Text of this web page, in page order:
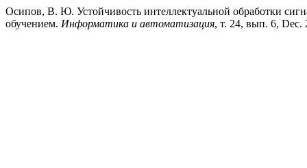
Осипов, В. Ю. Устойчивость интеллектуальной обработки
обучением. Информатика и автоматизация, т. 24, вып. 6, Dec.